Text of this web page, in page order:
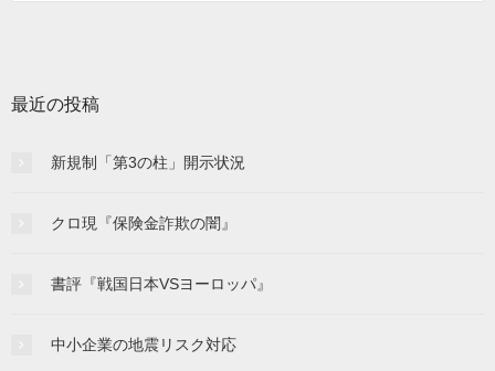
最近の投稿
新規制「第3の柱」開示状況
クロ現『保険金詐欺の闇』
書評『戦国日本VSヨーロッパ』
中小企業の地震リスク対応